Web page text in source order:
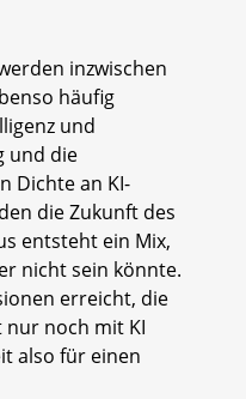
inzwischen
häufig
und
und die
Dichte an KI-
die Zukunft des
entsteht ein Mix,
nicht sein könnte.
erreicht, die
nur noch mit KI
also für einen